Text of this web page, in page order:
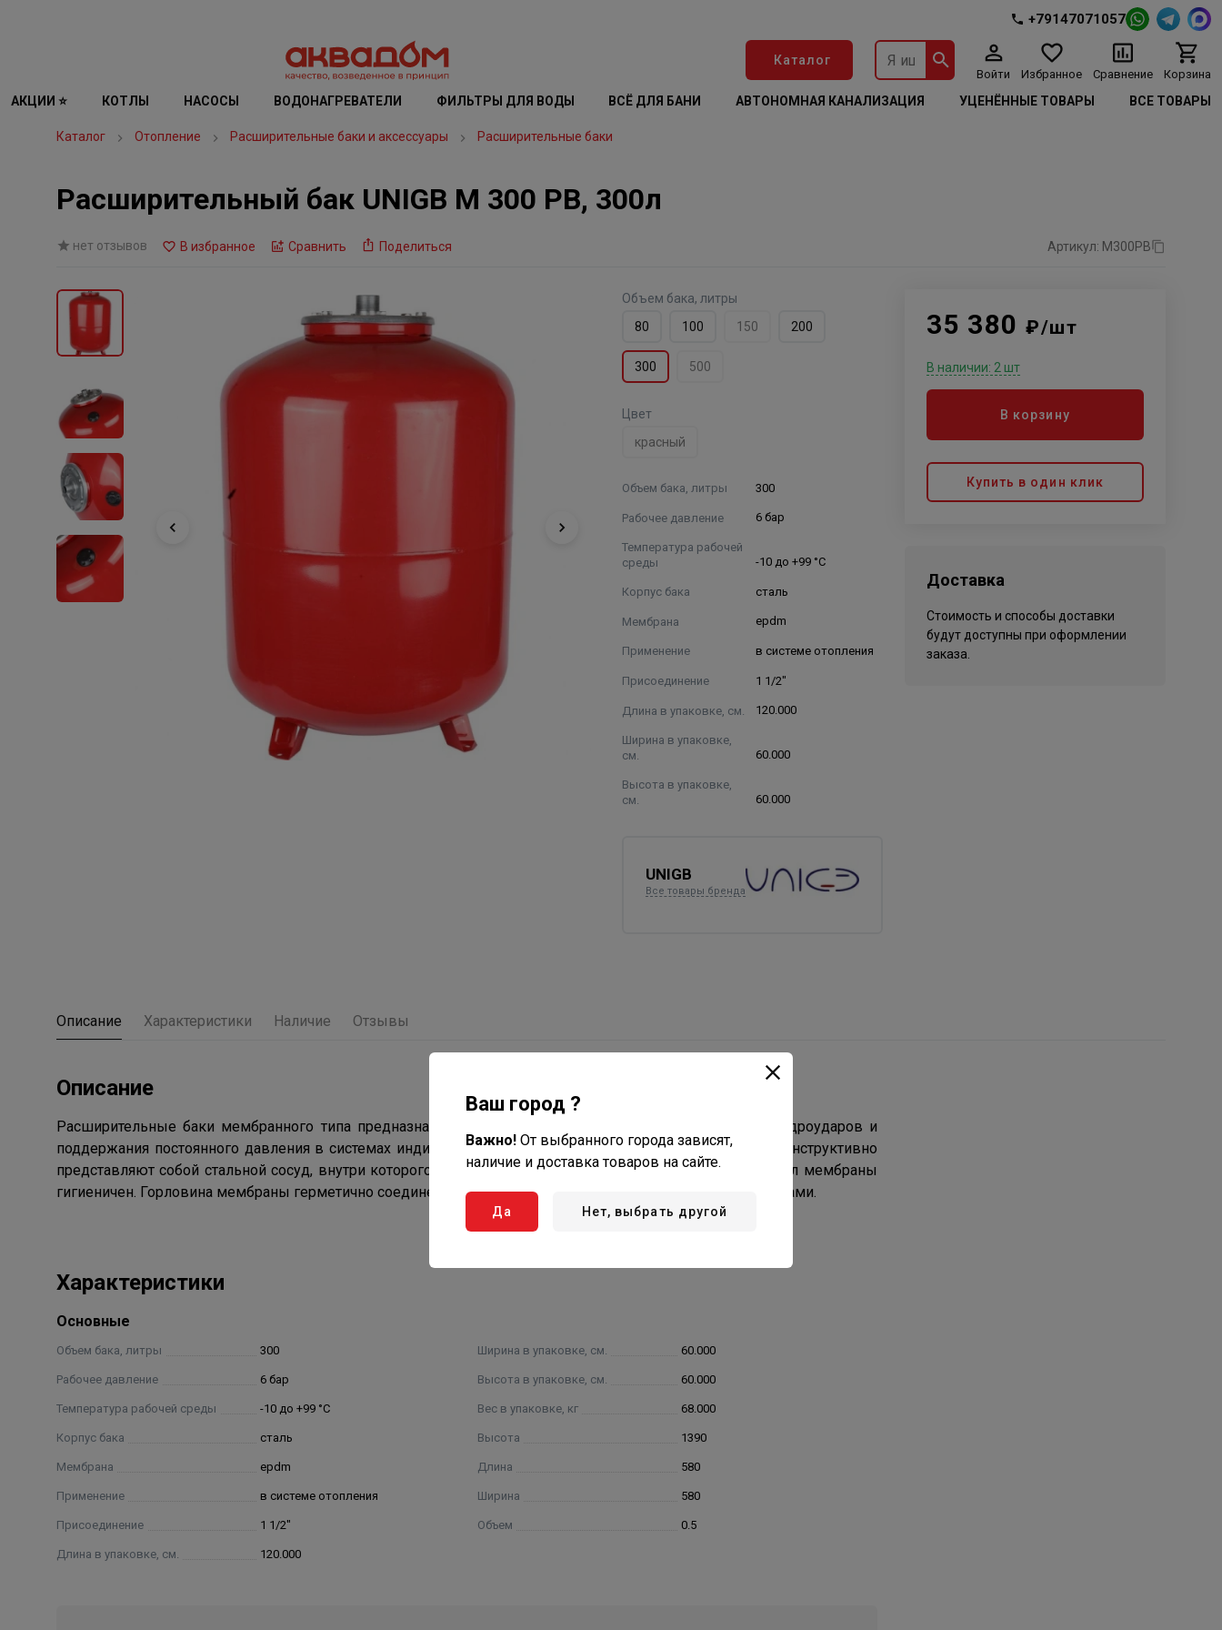
+79147071057
Каталог
Войти Избранное Сравнение Корзина
АКЦИИ ⭐ КОТЛЫ НАСОСЫ ВОДОНАГРЕВАТЕЛИ ФИЛЬТРЫ ДЛЯ ВОДЫ ВСЁ ДЛЯ БАНИ АВТОНОМНАЯ КАНАЛИЗАЦИЯ УЦЕНЁННЫЕ ТОВАРЫ ВСЕ ТОВАРЫ
Каталог Отопление Расширительные баки и аксессуары Расширительные баки
Расширительный бак UNIGB М 300 РВ, 300л
нет отзывов В избранное Сравнить Поделиться Артикул: М300РВ
Объем бака, литры
80
100 150 200
300 500
Цвет
красный
Объем бака, литры 300
Рабочее давление 6 бар
Температура рабочей
среды
-10 до +99 °C
Корпус бака сталь
Мембрана epdm
Применение в системе отопления
Присоединение 1 1/2"
Длина в упаковке, см. 120.000
Ширина в упаковке,
см.
60.000
Высота в упаковке,
см.
60.000
UNIGB
Все товары бренда
35 380₽/шт
В наличии: 2 шт
В корзину
Купить в один клик
Доставка
Стоимость и способы доставки
будут доступны при оформлении
заказа.
Описание Характеристики Наличие Отзывы
Описание
Расширительные баки мембранного типа предназначены для накапливания воды, предотвращения гидроударов и
поддержания постоянного давления в системах индивидуального и промышленного водоснабжения. Конструктивно
представляют собой стальной сосуд, внутри которого расположена мембрана из каучука EPDM. Материал мембраны
гигиеничен. Горловина мембраны герметично соединена с крышкой бака с присоединительными патрубками.
Характеристики
Основные
Объем бака, литры 300
Рабочее давление 6 бар
Температура рабочей среды -10 до +99 °C
Корпус бака сталь
Мембрана epdm
Применение в системе отопления
Присоединение 1 1/2"
Длина в упаковке, см. 120.000
Ширина в упаковке, см. 60.000
Высота в упаковке, см. 60.000
Вес в упаковке, кг 68.000
Высота 1390
Длина 580
Ширина 580
Объем 0.5
Ваш город ?
Важно! От выбранного города зависят,
наличие и доставка товаров на сайте.
Да Нет, выбрать другой